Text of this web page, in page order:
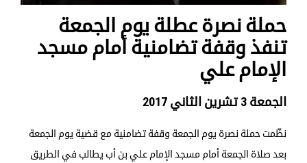
حملة نصرة عطلة يوم الجمعة
تنفذ وقفة تضامنية أمام مسجد
الإمام علي
الجمعة 3 تشرين الثاني 2017
نظّمت حملة نصرة يوم الجمعة وقفة تضامنية مع قضية يوم الجمعة
بعد صلاة الجمعة أمام مسجد الإمام علي بن أب يطالب في الطريق